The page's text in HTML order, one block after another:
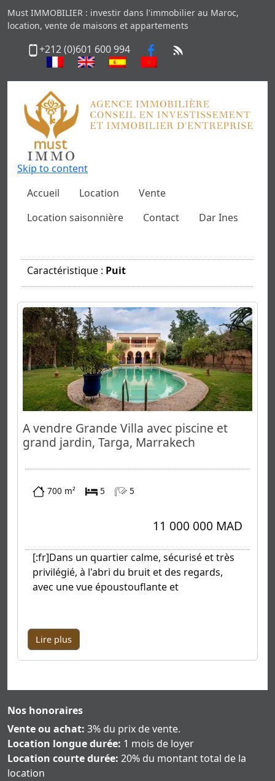
Must IMMOBILIER : investir dans l'immobilier au Maroc,
location, vente de maisons et appartements
+212 (0)601 600 994
Skip to content
Accueil
Location
Vente
Location saisonnière
Contact Dar Ines
Caractéristique : Puit
A vendre Grande Villa avec piscine et
grand jardin, Targa, Marrakech
700 m² 5 5
11 000 000 MAD
[:fr]Dans un quartier calme, sécurisé et très
privilégié, à l'abri du bruit et des regards,
avec une vue époustouflante et
Lire plus
Nos honoraires
Vente ou achat: 3% du prix de vente.
Location longue durée: 1 mois de loyer
Location courte durée: 20% du montant total de la
location